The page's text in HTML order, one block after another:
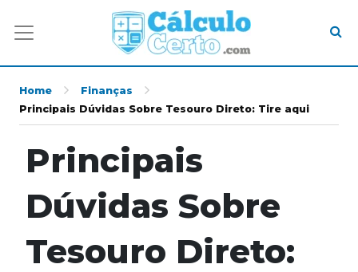
Home
Finanças
Principais Dúvidas Sobre Tesouro Direto: Tire aqui
Principais
Dúvidas Sobre
Tesouro Direto: